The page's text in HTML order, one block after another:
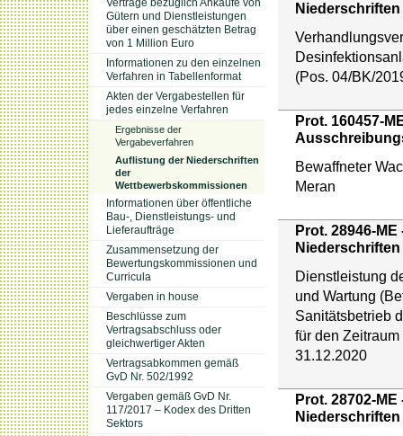
Verträge bezüglich Ankäufe von
Gütern und Dienstleistungen
über einen geschätzten Betrag
von 1 Million Euro
Informationen zu den einzelnen
Verfahren in Tabellenformat
Akten der Vergabestellen für
jedes einzelne Verfahren
Ergebnisse der
Vergabeverfahren
Auflistung der Niederschriften
der
Wettbewerbskommissionen
Informationen über öffentliche
Bau-, Dienstleistungs- und
Lieferaufträge
Zusammensetzung der
Bewertungskommissionen und
Curricula
Vergaben in house
Beschlüsse zum
Vertragsabschluss oder
gleichwertiger Akten
Vertragsabkommen gemäß
GvD Nr. 502/1992
Vergaben gemäß GvD Nr.
117/2017 – Kodex des Dritten
Sektors
Niederschriften
(Pos. 04/BK/
Prot. 160457-
Bewaffneter
Meran
Prot. 28946-
Niederschriften
Dienstleistung
und Wartung
Sanitätsbetrieb
für den
31.12.2020
Prot. 28702-
Niederschriften